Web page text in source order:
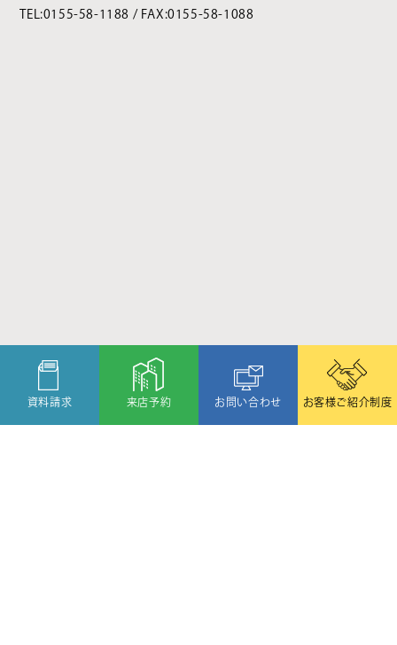
資料請求 来店予約 お問い合わせ お客様ご紹介制度
TEL:0155-58-1188 / FAX:0155-58-1088